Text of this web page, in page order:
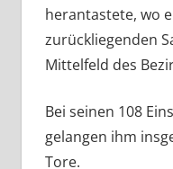
herantastete, wo
zurückliegenden
Mittelfeld des
Bei seinen 108
gelangen ihm
Tore.